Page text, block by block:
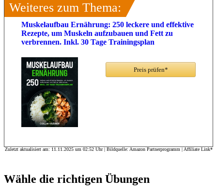
Weiteres zum Thema:
Muskelaufbau Ernährung: 250 leckere und effektive
Rezepte, um Muskeln aufzubauen und Fett zu
verbrennen. Inkl. 30 Tage Trainingsplan
Preis prüfen*
Zuletzt aktualisiert am: 11.11.2025 um 02:52 Uhr | Bildquelle: Amazon Partnerprogramm | Affiliate Link*
Wähle die richtigen Übungen